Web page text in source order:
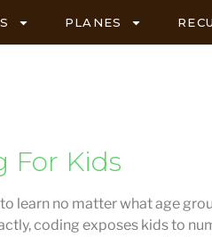
PLANES
For Kids
learn no matter what age
coding exposes kids to